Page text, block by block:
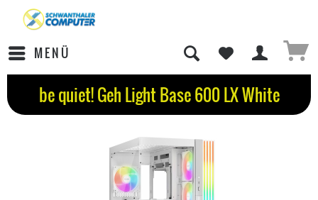
MENÜ
be quiet! Geh Light Base 600 LX White